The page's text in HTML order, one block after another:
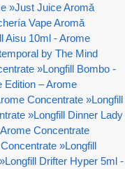
»Just Juice Aromă
Vape Aromă
Aisu 10ml - Arome
by The Mind
»Longfill Bombo -
Edition – Arome
Concentrate »Longfill
»Longfill Dinner Lady
Concentrate
»Longfill
»Longfill Drifter Hyper 5ml -